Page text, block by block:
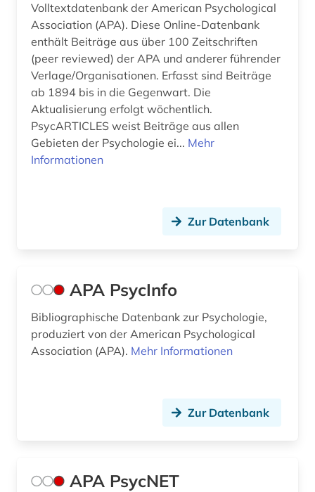
jugendsoziologie (1)
karl philipp moritz (1)
katalog (1)
kindertagesstätte (1)
kindesmissbrauch (1)
kindheit (1)
klassik (1)
kognition (2)
Volltextdatenbank der American Psychological
Association (APA). Diese Online-Datenbank
enthält Beiträge aus über 100 Zeitschriften
(peer reviewed) der APA und anderer führender
Verlage/Organisationen. Erfasst sind Beiträge
ab 1894 bis in die Gegenwart. Die
Aktualisierung erfolgt wöchentlich.
PsycARTICLES weist Beiträge aus allen
Gebieten der Psychologie ei... Mehr
Informationen
Zur Datenbank
APA PsycInfo
Bibliographische Datenbank zur Psychologie,
produziert von der American Psychological
Association (APA). Mehr Informationen
Zur Datenbank
APA PsycNET